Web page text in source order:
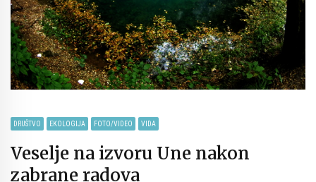
DRUŠTVO EKOLOGIJA FOTO/VIDEO VIDA
Veselje na izvoru Une nakon
zabrane radova